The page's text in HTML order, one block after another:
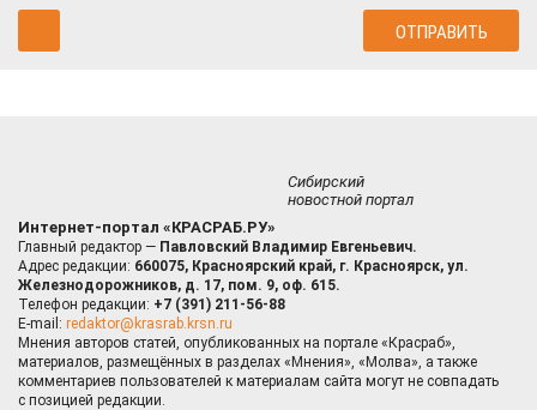
Сибирский
новостной портал
Интернет-портал «КРАСРАБ.РУ»
Главный редактор — Павловский Владимир Евгеньевич.
Адрес редакции: 660075, Красноярский край, г. Красноярск, ул.
Железнодорожников, д. 17, пом. 9, оф. 615.
Телефон редакции: +7 (391) 211-56-88
E-mail: redaktor@krasrab.krsn.ru
Мнения авторов статей, опубликованных на портале «Красраб»,
материалов, размещённых в разделах «Мнения», «Молва», а также
комментариев пользователей к материалам сайта могут не совпадать
с позицией редакции.